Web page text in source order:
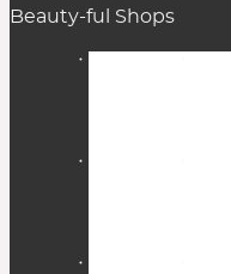
Fast.
müssen die
Beauty-ful Shops